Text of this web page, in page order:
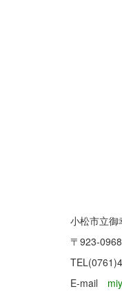
小松市立御
〒923-
E-mail